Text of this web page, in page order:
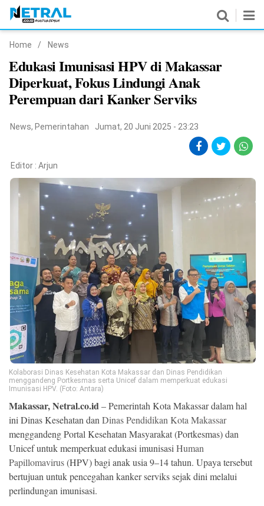
Nasional
Pemerintahan
Politik
Hukrim
Pendidikan
Peristiwa
Olahraga
Ekonomi
Memori
©
Copyright
2026
NETRAL
.
Right
Home / News
Edukasi Imunisasi HPV di Makassar
Diperkuat, Fokus Lindungi Anak
Perempuan dari Kanker Serviks
News, Pemerintahan Jumat, 20 Juni 2025 - 23:23
Editor : Arjun
Kolaborasi Dinas Kesehatan Kota Makassar dan Dinas Pendidikan
menggandeng Portkesmas serta Unicef dalam memperkuat edukasi
Imunisasi HPV. (Foto: Antara)
Makassar, Netral.co.id– Pemerintah Kota Makassar dalam hal
ini Dinas Kesehatan danDinas Pendidikan Kota Makassar
menggandeng Portal Kesehatan Masyarakat (Portkesmas) dan
Unicef untuk memperkuat edukasi imunisasiHuman
Papillomavirus(HPV) bagi anak usia 9–14 tahun. Upaya tersebut
bertujuan untuk pencegahan kanker serviks sejak dini melalui
perlindungan imunisasi.